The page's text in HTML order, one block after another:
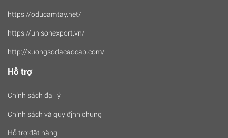
https://oducamtay.net/
https://unisonexport.vn/
http://xuongsodacaocap.com/
Hỗ trợ
Chính sách đại lý
Chính sách và quy định chung
Hỗ trợ đặt hàng